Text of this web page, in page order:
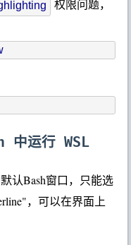
运行 WSL